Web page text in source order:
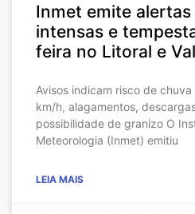
Inmet emite
intensas e
feira no Litoral e
Avisos indicam risco de
km/h, alagamentos,
possibilidade de granizo O
Meteorologia (Inmet) emitiu
LEIA MAIS